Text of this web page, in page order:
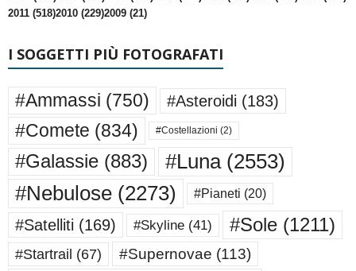
2011 (518)2010 (229)2009 (21)
I SOGGETTI PIÙ FOTOGRAFATI
#Ammassi (750) #Asteroidi (183)
#Comete (834) #Costellazioni (2)
#Galassie (883) #Luna(2553)
#Nebulose (2273) #Pianeti (20)
#Satelliti (169) #Skyline (41) #Sole (1211)
#Startrail (67) #Supernovae (113)